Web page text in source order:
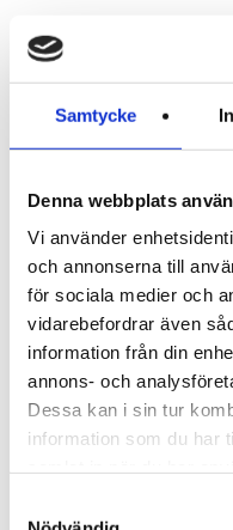
Samtycke
Denna webbplats
Vi använder
och annonserna till
för sociala medier och
vidarebefordrar även
information från din
annons- och
Dessa kan i sin tur
information som du har
Läs mer i vår
på vilket sätt vi
Ange ditt
för när du
ditt samtycke.
Ditt samtycke
domäner: